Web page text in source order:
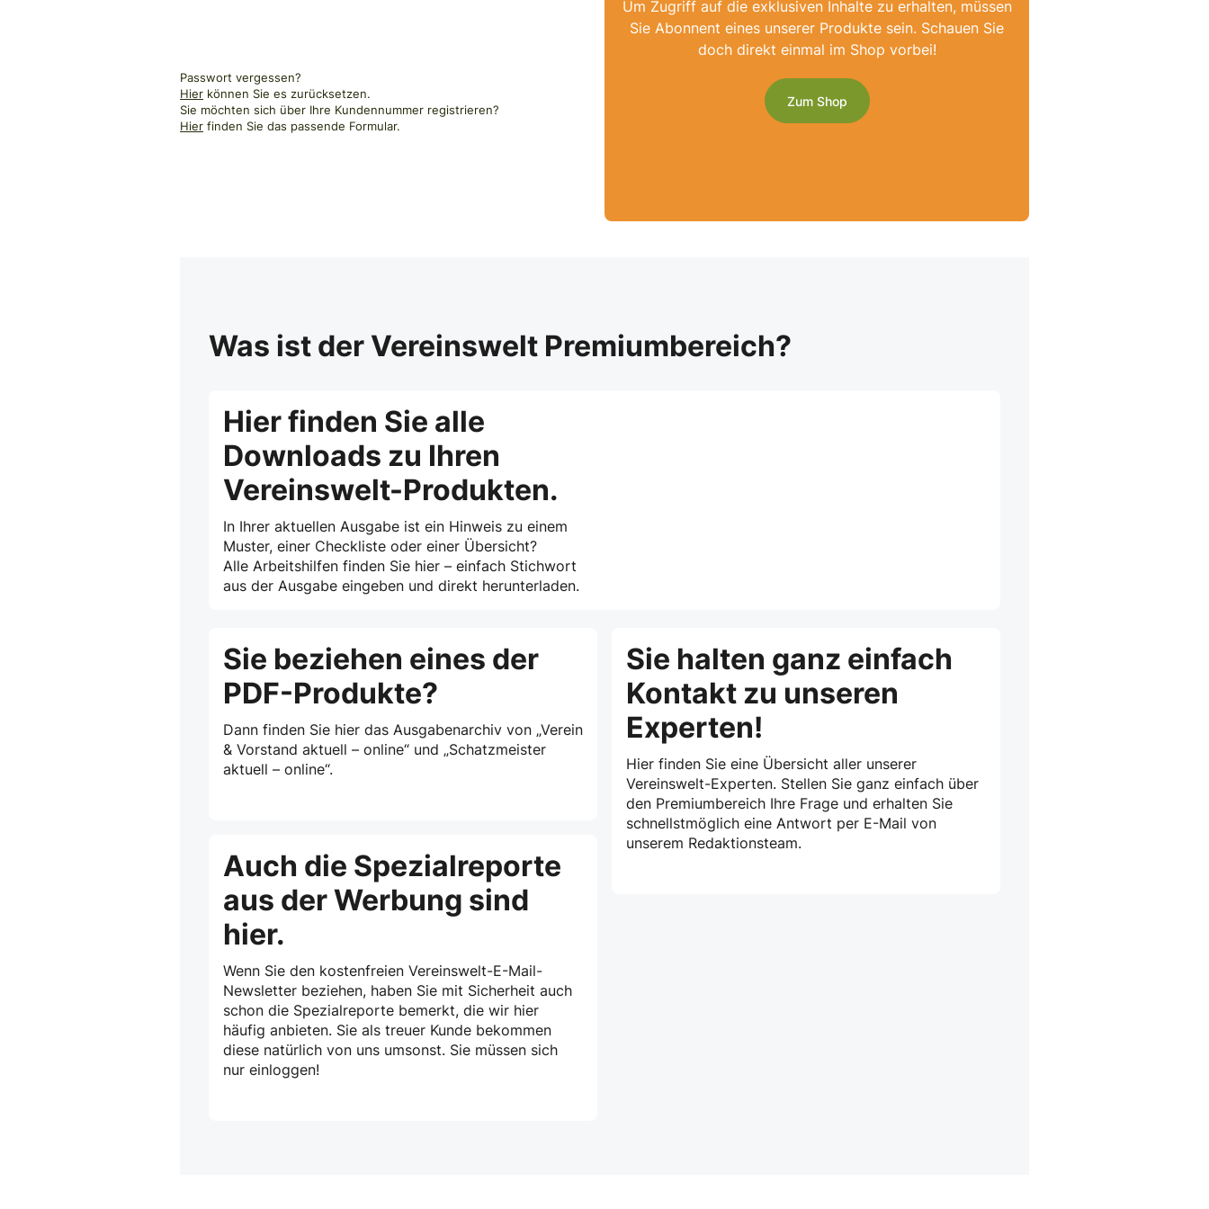
Passwort vergessen?
Hier können Sie es zurücksetzen.
Sie möchten sich über Ihre Kundennummer registrieren?
Hier finden Sie das passende Formular.
Um Zugriff auf die exklusiven Inhalte zu erhalten, müssen
Sie Abonnent eines unserer Produkte sein. Schauen Sie
doch direkt einmal im Shop vorbei!
Zum Shop
Was ist der Vereinswelt Premiumbereich?
Hier finden Sie alle
Downloads zu Ihren
Vereinswelt-Produkten.
In Ihrer aktuellen Ausgabe ist ein Hinweis zu einem
Muster, einer Checkliste oder einer Übersicht?
Alle Arbeitshilfen finden Sie hier – einfach Stichwort
aus der Ausgabe eingeben und direkt herunterladen.
Sie beziehen eines der
PDF-Produkte?
Dann finden Sie hier das Ausgabenarchiv von „Verein
& Vorstand aktuell – online“ und „Schatzmeister
aktuell – online“.
Auch die Spezialreporte
aus der Werbung sind
hier.
Wenn Sie den kostenfreien Vereinswelt-E-Mail-
Newsletter beziehen, haben Sie mit Sicherheit auch
schon die Spezialreporte bemerkt, die wir hier
häufig anbieten. Sie als treuer Kunde bekommen
diese natürlich von uns umsonst. Sie müssen sich
nur einloggen!
Sie halten ganz einfach
Kontakt zu unseren
Experten!
Hier finden Sie eine Übersicht aller unserer
Vereinswelt-Experten. Stellen Sie ganz einfach über
den Premiumbereich Ihre Frage und erhalten Sie
schnellstmöglich eine Antwort per E-Mail von
unserem Redaktionsteam.